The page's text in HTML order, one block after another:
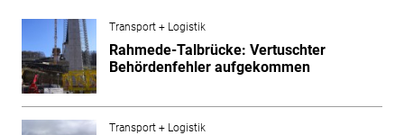
Transport + Logistik
Rahmede-Talbrücke: Vertuschter
Behördenfehler aufgekommen
Transport + Logistik